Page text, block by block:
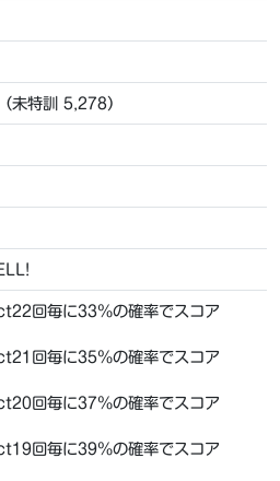
特訓 5,278）
回毎に33％の確率でスコア
回毎に35％の確率でスコア
回毎に37％の確率でスコア
回毎に39％の確率でスコア